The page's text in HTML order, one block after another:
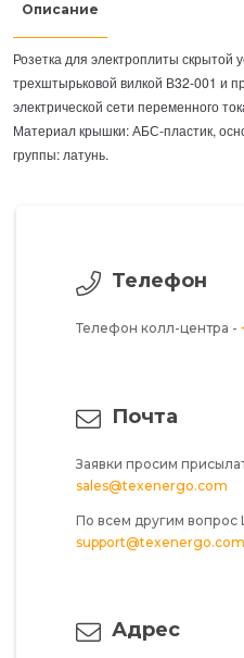
Описание
Розетка для электроплиты скрытой
трехштырьковой вилкой В32-001 и
электрической сети переменного
Материал крышки: АБС-пластик,
группы: латунь.
Телефон
Телефон колл-центра -
Почта
Заявки просим
sales@texenergo.com
По всем другим вопрос
support@texenergo.com
Адрес